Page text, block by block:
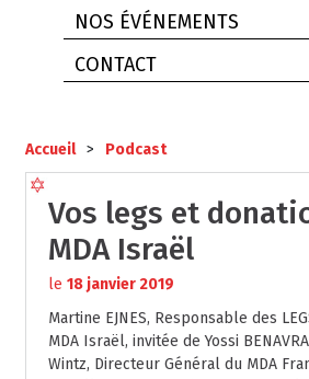
NOS ÉVÉNEMENTS
CONTACT
Accueil > Podcast
Vos legs et
MDA Israël
le 18 janvier 2019
Martine EJNES, Responsable des
MDA Israël, invitée de Yossi
Wintz, Directeur Général du MDA